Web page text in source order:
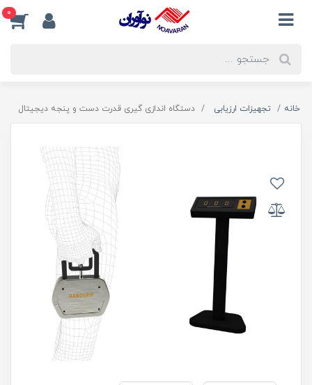
0
خانه تجهیزات ارزیابی دستگاه اندازی گیری قدرت دست و پنجه دیجیتال